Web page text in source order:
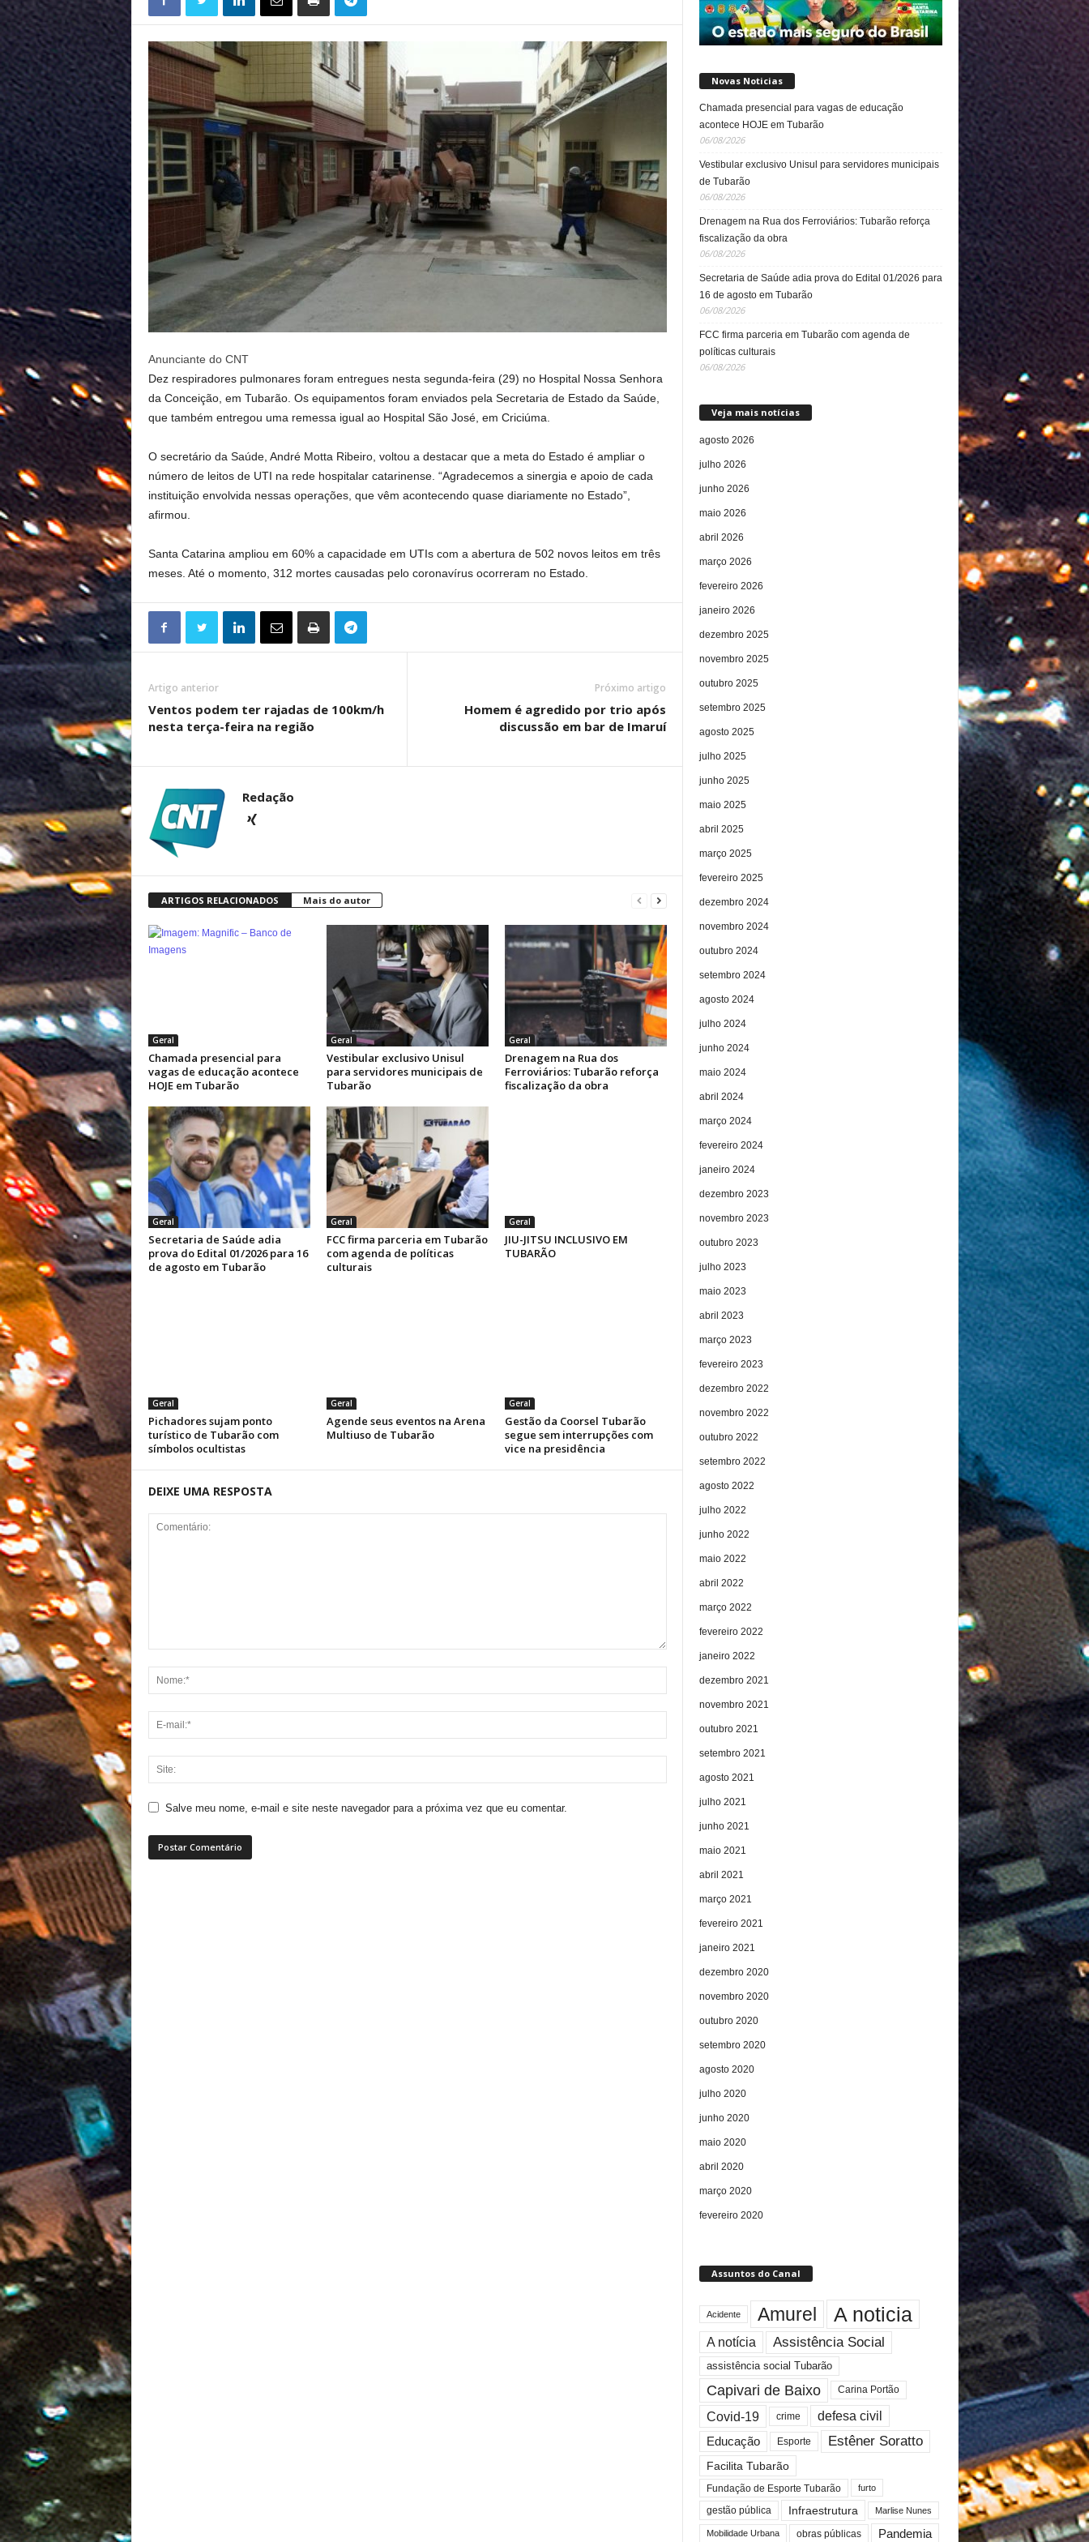
Anunciante do CNT
Dez respiradores pulmonares foram entregues nesta segunda-feira (29) no Hospital Nossa Senhora
da Conceição, em Tubarão. Os equipamentos foram enviados pela Secretaria de Estado da Saúde,
que também entregou uma remessa igual ao Hospital São José, em Criciúma.
O secretário da Saúde, André Motta Ribeiro, voltou a destacar que a meta do Estado é ampliar o
número de leitos de UTI na rede hospitalar catarinense. “Agradecemos a sinergia e apoio de cada
instituição envolvida nessas operações, que vêm acontecendo quase diariamente no Estado”,
afirmou.
Santa Catarina ampliou em 60% a capacidade em UTIs com a abertura de 502 novos leitos em três
meses. Até o momento, 312 mortes causadas pelo coronavírus ocorreram no Estado.
Artigo anterior
Ventos podem ter rajadas de 100km/h
nesta terça-feira na região
Próximo artigo
Homem é agredido por trio após
discussão em bar de Imaruí
Redação
ARTIGOS RELACIONADOS Mais do autor
Geral
Chamada presencial para
vagas de educação acontece
HOJE em Tubarão
Geral
Vestibular exclusivo Unisul
para servidores municipais de
Tubarão
Geral
Drenagem na Rua dos
Ferroviários: Tubarão reforça
fiscalização da obra
Geral
Secretaria de Saúde adia
prova do Edital 01/2026 para 16
de agosto em Tubarão
Geral
FCC firma parceria em Tubarão
com agenda de políticas
culturais
Geral
JIU-JITSU INCLUSIVO EM
TUBARÃO
Geral
Pichadores sujam ponto
turístico de Tubarão com
símbolos ocultistas
Geral
Agende seus eventos na Arena
Multiuso de Tubarão
Geral
Gestão da Coorsel Tubarão
segue sem interrupções com
vice na presidência
DEIXE UMA RESPOSTA
Salve meu nome, e-mail e site neste navegador para a próxima vez que eu comentar.
Novas Noticias
Chamada presencial para vagas de educação
acontece HOJE em Tubarão
06/08/2026
Vestibular exclusivo Unisul para servidores municipais
de Tubarão
06/08/2026
Drenagem na Rua dos Ferroviários: Tubarão reforça
fiscalização da obra
06/08/2026
Secretaria de Saúde adia prova do Edital 01/2026 para
16 de agosto em Tubarão
06/08/2026
FCC firma parceria em Tubarão com agenda de
políticas culturais
06/08/2026
Veja mais notícias
agosto 2026
julho 2026
junho 2026
maio 2026
abril 2026
março 2026
fevereiro 2026
janeiro 2026
dezembro 2025
novembro 2025
outubro 2025
setembro 2025
agosto 2025
julho 2025
junho 2025
maio 2025
abril 2025
março 2025
fevereiro 2025
dezembro 2024
novembro 2024
outubro 2024
setembro 2024
agosto 2024
julho 2024
junho 2024
maio 2024
abril 2024
março 2024
fevereiro 2024
janeiro 2024
dezembro 2023
novembro 2023
outubro 2023
julho 2023
maio 2023
abril 2023
março 2023
fevereiro 2023
dezembro 2022
novembro 2022
outubro 2022
setembro 2022
agosto 2022
julho 2022
junho 2022
maio 2022
abril 2022
março 2022
fevereiro 2022
janeiro 2022
dezembro 2021
novembro 2021
outubro 2021
setembro 2021
agosto 2021
julho 2021
junho 2021
maio 2021
abril 2021
março 2021
fevereiro 2021
janeiro 2021
dezembro 2020
novembro 2020
outubro 2020
setembro 2020
agosto 2020
julho 2020
junho 2020
maio 2020
abril 2020
março 2020
fevereiro 2020
Assuntos do Canal
Acidente Amurel A noticia
A notícia Assistência Social
assistência social Tubarão
Capivari de Baixo Carina Portão
Covid-19 crime defesa civil
Educação Esporte Estêner Soratto
Facilita Tubarão
Fundação de Esporte Tubarão furto
gestão pública Infraestrutura Marlise Nunes
Mobilidade Urbana obras públicas Pandemia